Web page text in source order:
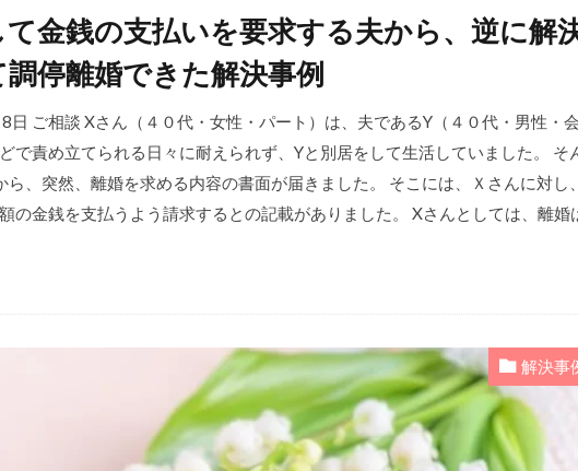
金銭の支払いを要求する夫から、逆に解
停離婚できた解決事例
日 ご相談 Xさん（４０代・女性・パート）は、夫であるY（４０代・男性・
で責め立てられる日々に耐えられず、Yと別居をして生活していました。 そ
ら、突然、離婚を求める内容の書面が届きました。 そこには、Ｘさんに対し、
の金銭を支払うよう請求するとの記載がありました。 Xさんとしては、離婚
解決事